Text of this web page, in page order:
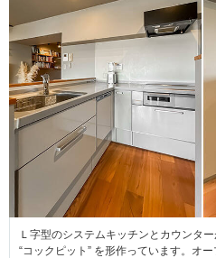
Ｌ字型のシステムキッチンとカウンタ
“コックピット” を形作っています。オ